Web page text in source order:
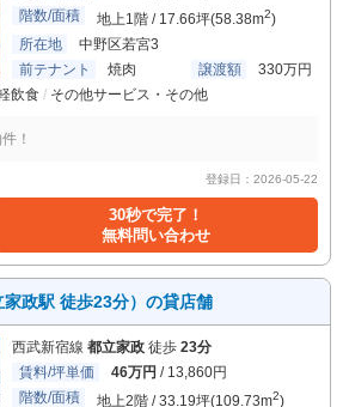
階数/面積
地上1階 / 17.66坪(58.38m2)
所在地
中野区若宮3
前テナント
焼肉 譲渡額
330万円
飲食 その他サービス・その他
！
登録日：2026-05-22
30秒で完了！
無料問い合わせ
政駅 徒歩23分）の貸店舗
西武新宿線 都立家政 徒歩 23分
賃料/坪単価
46万円 / 13,860円
階数/面積
地上2階 / 33.19坪(109.73m2)